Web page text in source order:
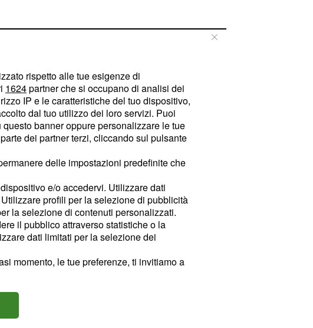
rispetto alle tue esigenze di
1624partner che si occupano di analisi dei
IP e le caratteristiche del tuo dispositivo,
dal tuo utilizzo dei loro servizi. Puoi
questo banner oppure personalizzare le tue
dei partner terzi, cliccando sul pulsante
delle impostazioni predefinite che
e/o accedervi. Utilizzare dati
profili per la selezione di pubblicità
la selezione di contenuti personalizzati.
il pubblico attraverso statistiche o la
dati limitati per la selezione dei
momento, le tue preferenze, ti invitiamo a